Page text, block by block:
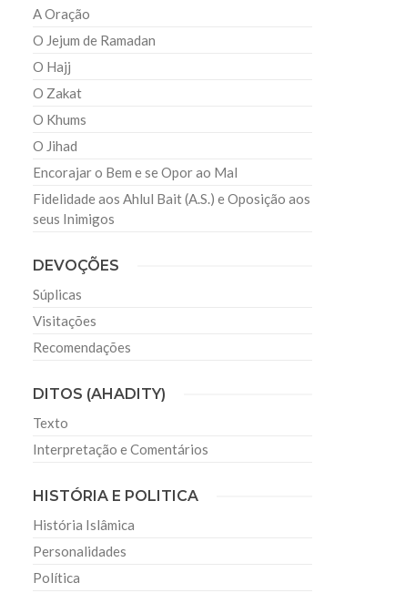
A Oração
O Jejum de Ramadan
O Hajj
O Zakat
O Khums
O Jihad
Encorajar o Bem e se Opor ao Mal
Fidelidade aos Ahlul Bait (A.S.) e Oposição aos
seus Inimigos
DEVOÇÕES
Súplicas
Visitações
Recomendações
DITOS (AHADITY)
Texto
Interpretação e Comentários
HISTÓRIA E POLITICA
História Islâmica
Personalidades
Política